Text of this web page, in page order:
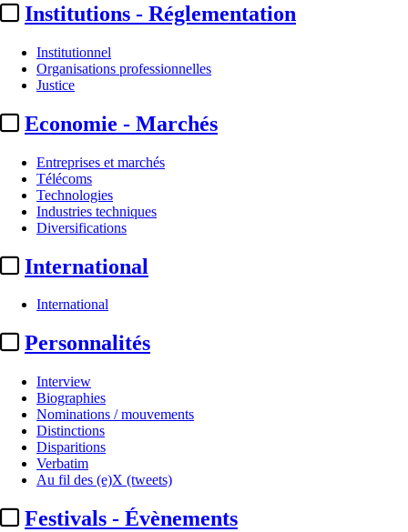
Institutions - Réglementation
Institutionnel
Organisations professionnelles
Justice
Economie - Marchés
Entreprises et marchés
Télécoms
Technologies
Industries techniques
Diversifications
International
International
Personnalités
Interview
Biographies
Nominations / mouvements
Distinctions
Disparitions
Verbatim
Au fil des (e)X (tweets)
Festivals - Évènements